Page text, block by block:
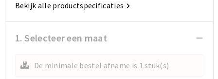
Sinterklaas
Schoudertassen
Rugzakken
Schoudertassen
Rugzakken
Bekijk alle productspecificaties
1. Selecteer een maat
De minimale bestel afname is 1 stuk(s)